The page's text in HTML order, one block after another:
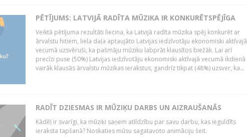
PĒTĪJUMS: LATVIJĀ RADĪTA MŪZIKA IR KONKURĒTSPĒJĪGA
Veiktā pētījuma rezultāti liecina, ka Latvijā radīta mūzika spēj konkurēt ar
ārvalstu hitiem, liela daļa aptaujāto Latvijas iedzīvotāju ekonomiski aktīvajā
vecumā uzsvēruši, ka pašmāju mūziku labprāt klausītos biežāk. Lai arī
precīzi puse (50%) Latvijas iedzīvotāju ekonomiski aktīvajā vecumā ikdienā
vairāk klausās ārvalstu mūzikas ierakstus, gandrīz tikpat (48%) uzsver, ka...
RADĪT DZIESMAS IR MŪZIĶU DARBS UN AIZRAUŠANĀS
Kādēļ ir svarīgi, ka mūziķi saņem atlīdzību par savu darbu, kas ieguldīts
ieraksta tapšanā? Noskaties mūsu sagatavoto animāciju šeit.